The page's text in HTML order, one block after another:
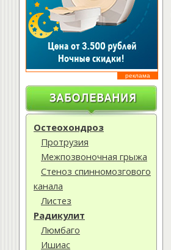
реклама
Остеохондроз
Протрузия
Межпозвоночная грыжа
Стеноз спинномозгового
канала
Листез
Радикулит
Люмбаго
Ишиас